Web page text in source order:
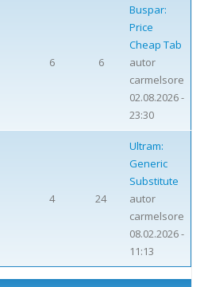
6 6
Buspar:
Price
Cheap Tab
autor
carmelsore
02.08.2026 -
23:30
4 24
Ultram:
Generic
Substitute
autor
carmelsore
08.02.2026 -
11:13